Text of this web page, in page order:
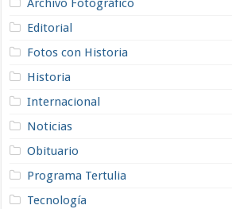
Archivo Fotográfico
Editorial
Fotos con Historia
Historia
Internacional
Noticias
Obituario
Programa Tertulia
Tecnología